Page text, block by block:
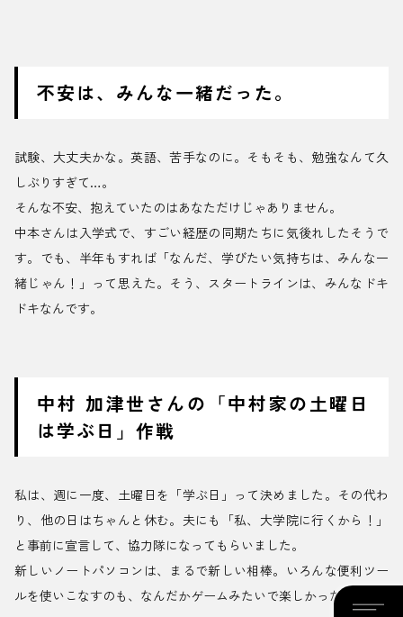
不安は、みんな一緒だった。
試験、大丈夫かな。英語、苦手なのに。そもそも、勉強なんて久
しぶりすぎて…。
そんな不安、抱えていたのはあなただけじゃありません。
中本さんは入学式で、すごい経歴の同期たちに気後れしたそうで
す。でも、半年もすれば「なんだ、学びたい気持ちは、みんな一
緒じゃん！」って思えた。そう、スタートラインは、みんなドキ
ドキなんです。
中村 加津世さんの「中村家の土曜日
は学ぶ日」作戦
私は、週に一度、土曜日を「学ぶ日」って決めました。その代わ
り、他の日はちゃんと休む。夫にも「私、大学院に行くから！」
と事前に宣言して、協力隊になってもらいました。
新しいノートパソコンは、まるで新しい相棒。いろんな便利ツー
ルを使いこなすのも、なんだかゲームみたいで楽しかったり。